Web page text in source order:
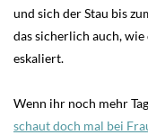
und sich der Stau bis
das sicherlich auch,
eskaliert.
Wenn ihr noch mehr
schaut doch mal bei